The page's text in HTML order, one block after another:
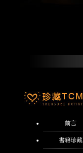
前言
書籍珍藏